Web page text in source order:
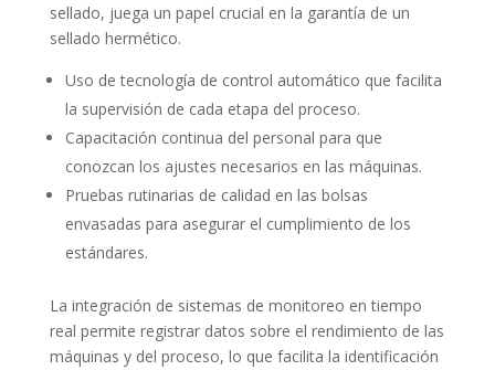
sellado, juega un papel crucial en la garantía de un
sellado hermético.
Uso de tecnología de control automático que facilita
la supervisión de cada etapa del proceso.
Capacitación continua del personal para que
conozcan los ajustes necesarios en las máquinas.
Pruebas rutinarias de calidad en las bolsas
envasadas para asegurar el cumplimiento de los
estándares.
La integración de sistemas de monitoreo en tiempo
real permite registrar datos sobre el rendimiento de las
máquinas y del proceso, lo que facilita la identificación